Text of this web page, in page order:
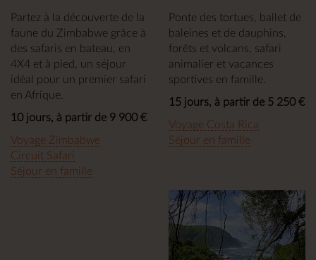
Partez à la découverte de la
faune du Zimbabwe grâce à
des safaris en bateau, en
4X4 et à pied, un séjour
idéal pour un premier safari
en Afrique.
10 jours, à partir de 9 900 €
Voyage Zimbabwe
Circuit Safari
Séjour en famille
Ponte des tortues, ballet de
baleines et de dauphins,
forêts et volcans, safari
animalier et vacances
sportives en famille.
15 jours, à partir de 5 250 €
Voyage Costa Rica
Séjour en famille